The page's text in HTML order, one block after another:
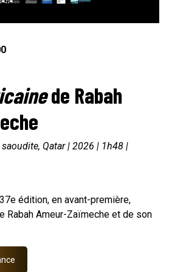
de Rabah
Qatar | 2026 | 1h48 |
édition, en avant-première,
Rabah Ameur-Zaïmeche et de son